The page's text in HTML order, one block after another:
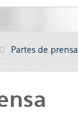
Partes de prensa